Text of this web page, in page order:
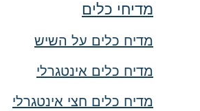
מדיחי כלים
מדיח כלים על השיש
מדיח כלים אינטגרלי
מדיח כלים חצי אינטגרלי